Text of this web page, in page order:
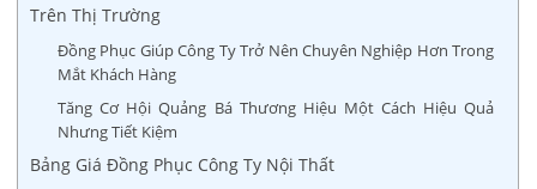
Trên Thị Trường
Đồng Phục Giúp Công Ty Trở Nên Chuyên Nghiệp Hơn Trong
Mắt Khách Hàng
Tăng Cơ Hội Quảng Bá Thương Hiệu Một Cách Hiệu Quả
Nhưng Tiết Kiệm
Bảng Giá Đồng Phục Công Ty Nội Thất